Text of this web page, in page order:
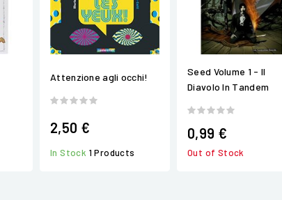
Attenzione agli occhi!
2,50 €
In Stock 1 Products
Seed Volume 1 - Il
Diavolo In Tandem
0,99 €
Out of Stock